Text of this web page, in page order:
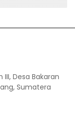
Desa Bakaran
Sumatera